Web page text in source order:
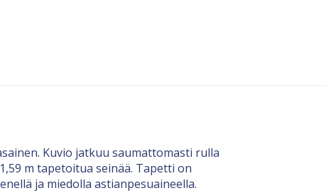
Kuvio jatkuu saumattomasti rulla
m tapetoitua seinää. Tapetti on
ja miedolla astianpesuaineella.